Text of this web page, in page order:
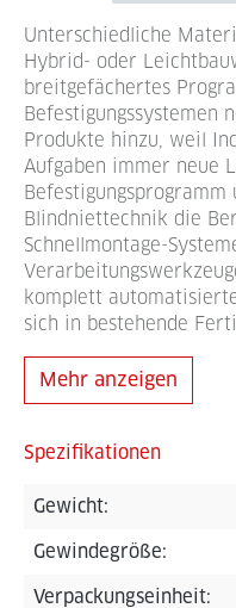
Unterschiedliche
Hybrid- oder
breitgefächertes
Befestigungssystemen
Produkte hinzu, weil
Aufgaben immer neue
Befestigungsprogramm
Blindniettechnik die
Schnellmontage-
komplett
sich in bestehende
Mehr anzeigen
Spezifikationen
Gewicht:
Gewindegröße:
Verpackungseinheit: